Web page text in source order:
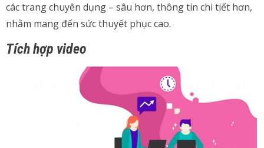
các trang chuyên dụng – sâu hơn, thông tin chi tiết hơn,
nhằm mang đến sức thuyết phục cao.
Tích hợp video